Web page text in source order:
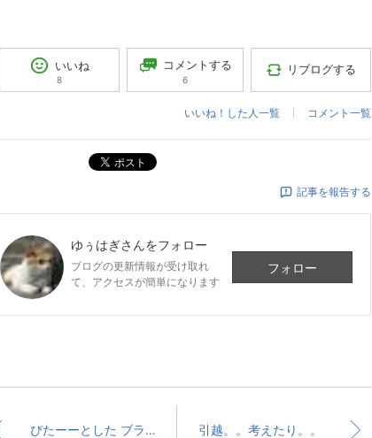
いいね
8
コメントする
6
リブログする
いいね！した人一覧 コメント一覧
ポスト
記事を報告する
ゆぅはぎさんをフォロー
ブログの更新情報が受け取れ
て、アクセスが簡単になります
フォロー
ぴたーーとした ブラをつくる 引越。。考えたり。。